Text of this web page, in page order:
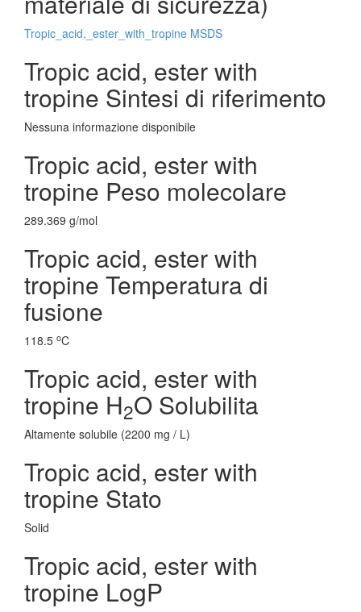
Tropic_acid,_ester_with_tropine MSDS
Tropic acid, ester with
tropine Sintesi di riferimento
Nessuna informazione disponibile
Tropic acid, ester with
tropine Peso molecolare
289.369 g/mol
Tropic acid, ester with
tropine Temperatura di
fusione
118.5 oC
Tropic acid, ester with
tropine H2O Solubilita
Altamente solubile (2200 mg / L)
Tropic acid, ester with
tropine Stato
Solid
Tropic acid, ester with
tropine LogP